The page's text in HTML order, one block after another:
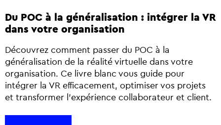
Du POC à la généralisation : intégrer la VR
dans votre organisation
Découvrez comment passer du POC à la
généralisation de la réalité virtuelle dans votre
organisation. Ce livre blanc vous guide pour
intégrer la VR efficacement, optimiser vos projets
et transformer l’expérience collaborateur et client.